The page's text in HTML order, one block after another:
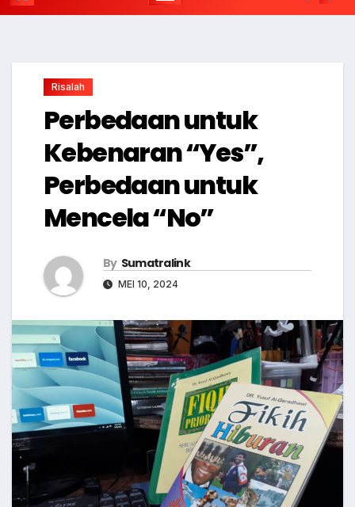
Risalah
Perbedaan untuk
Kebenaran “Yes”,
Perbedaan untuk
Mencela “No”
By Sumatralink
MEI 10, 2024